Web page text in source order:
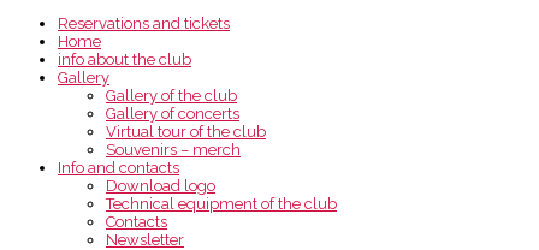
Reservations and tickets
Home
info about the club
Gallery
Gallery of the club
Gallery of concerts
Virtual tour of the club
Souvenirs – merch
Info and contacts
Download logo
Technical equipment of the club
Contacts
Newsletter